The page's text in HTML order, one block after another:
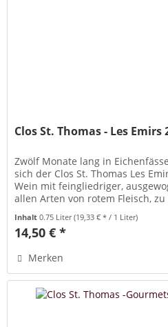
Clos St. Thomas - Les Emirs
Zwölf Monate lang in
sich der Clos St. Thomas Les
Wein mit feingliedriger,
allen Arten von rotem Fleisch,
Inhalt0.75 Liter(19,33 € * / 1 Liter)
14,50 € *
Merken